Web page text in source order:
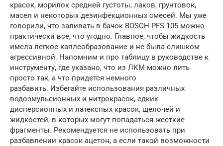
красок, морилок средней густоты, лаков, грунтовок,
масел и некоторых дезинфекционных смесей. Мы уже
говорили, что заливать в бачок BOSCH PFS 105 можно
практически все, что угодно. Главное, чтобы жидкость
имела легкое каплеобразование и не была слишком
агрессивной. Напомним и про таблицу в руководстве к
инструменту, где указано, что из ЛКМ можно лить
просто так, а что придется немного
разбавить. Избегайте использования различных
водоэмульсионных и нитрокрасок, едких
дисперсионных и латексных красок, щелочей и
жидкостей, в которых могут попадаться жесткие
фрагменты. Рекомендуется не использовать при
разбавлении красок ацетон, а если такой возможности